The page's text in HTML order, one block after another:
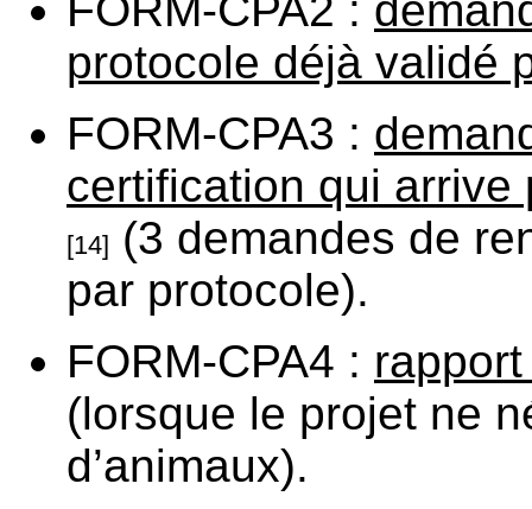
protocole déjà validé
FORM-CPA3 :
certification qui arrive
[14] (3 demandes de
par protocole).
FORM-CPA4 :
(lorsque le projet ne
d’animaux).